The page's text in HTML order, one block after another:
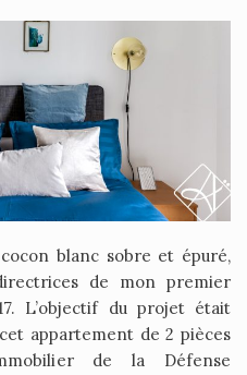
blanc sobre et épuré,
de mon premier
L’objectif du projet était
appartement de 2 pièces
de la Défense